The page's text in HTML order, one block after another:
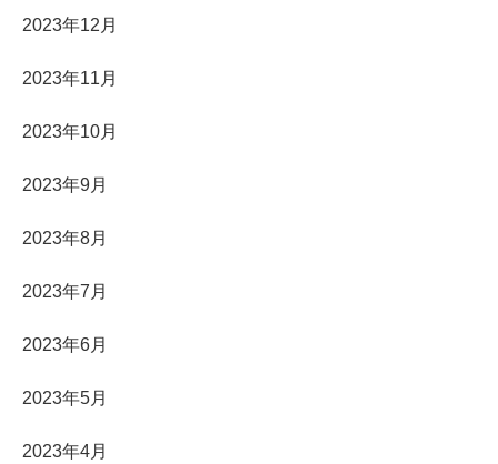
2023年12月
2023年11月
2023年10月
2023年9月
2023年8月
2023年7月
2023年6月
2023年5月
2023年4月